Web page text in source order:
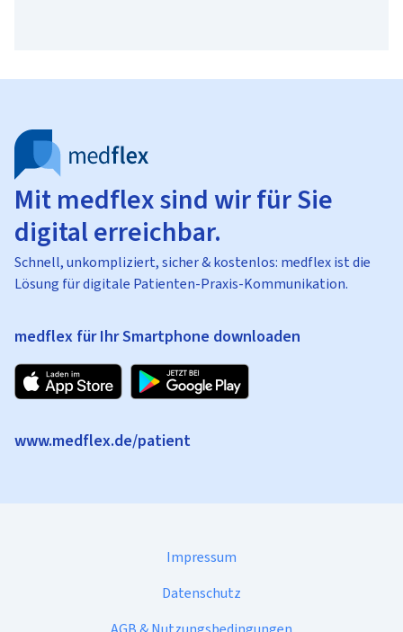
Mit medflex sind wir für Sie
digital erreichbar.
Schnell, unkompliziert, sicher & kostenlos: medflex ist die
Lösung für digitale Patienten-Praxis-Kommunikation.
medflex für Ihr Smartphone downloaden
www.medflex.de/patient
Impressum
Datenschutz